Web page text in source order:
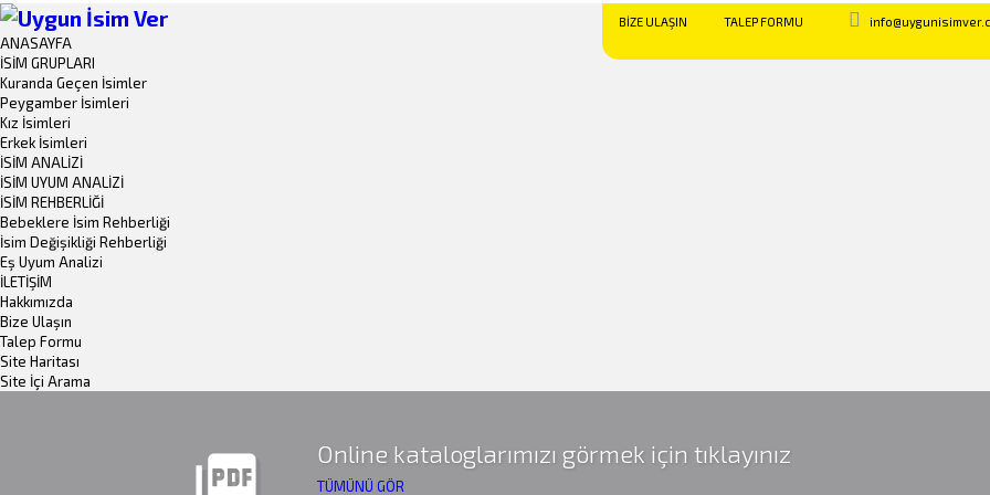
BİZE ULAŞIN TALEP FORMU
ANASAYFA
İSİM GRUPLARI
Kuranda Geçen İsimler
Peygamber İsimleri
Kız İsimleri
Erkek İsimleri
İSİM ANALİZİ
İSİM UYUM ANALİZİ
İSİM REHBERLİĞİ
Bebeklere İsim Rehberliği
İsim Değişikliği Rehberliği
Eş Uyum Analizi
İLETİŞİM
Hakkımızda
Bize Ulaşın
Talep Formu
Site Haritası
Site İçi Arama
Online kataloglarımızı görmek için tıklayınız
TÜMÜNÜ GÖR